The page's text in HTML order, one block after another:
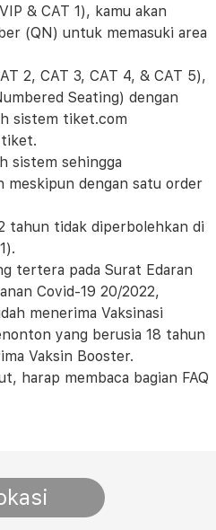
& CAT 1), kamu akan
(QN) untuk memasuki area
2, CAT 3, CAT 4, & CAT 5),
Seating) dengan
sistem tiket.com
tiket.
sistem sehingga
meskipun dengan satu order
tahun tidak diperbolehkan di
tertera pada Surat Edaran
Covid-19 20/2022,
menerima Vaksinasi
yang berusia 18 tahun
Vaksin Booster.
harap membaca bagian FAQ